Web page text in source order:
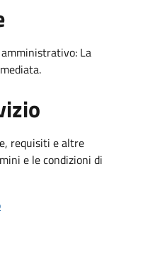
La
requisiti e altre
e le condizioni di